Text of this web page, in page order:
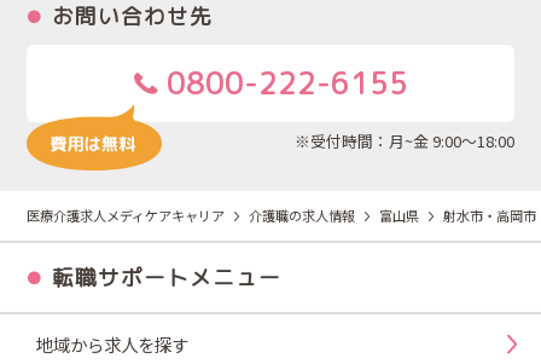
お問い合わせ先
0800-222-6155
※受付時間：月~金 9:00～18:00
医療介護求人メディケアキャリア 介護職の求人情報 富山県 射水市・高岡市
転職サポートメニュー
地域から求人を探す